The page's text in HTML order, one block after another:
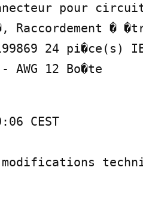
pour
Raccordement �
24 pi�ce(s)
12 Bo�te
CEST